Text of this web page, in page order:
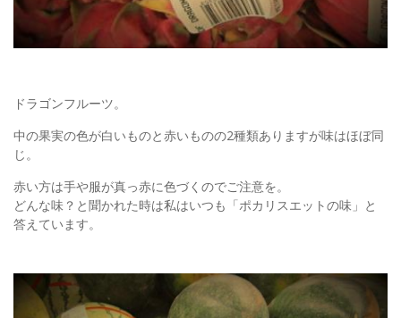
ドラゴンフルーツ。
中の果実の色が白いものと赤いものの2種類ありますが味はほぼ同
じ。
赤い方は手や服が真っ赤に色づくのでご注意を。
どんな味？と聞かれた時は私はいつも「ポカリスエットの味」と
答えています。